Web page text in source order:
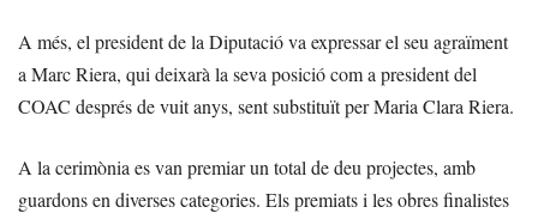
A més, el president de la Diputació va expressar el seu agraïment
a Marc Riera, qui deixarà la seva posició com a president del
COAC després de vuit anys, sent substituït per Maria Clara Riera.
A la cerimònia es van premiar un total de deu projectes, amb
guardons en diverses categories. Els premiats i les obres finalistes